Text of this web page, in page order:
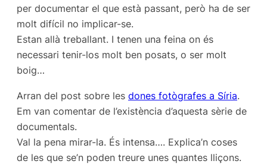
per documentar el que està passant, però ha de ser
molt difícil no implicar-se.
Estan allà treballant. I tenen una feina on és
necessari tenir-los molt ben posats, o ser molt
boig…
Arran del post sobre les dones fotògrafes a Síria.
Em van comentar de l’existència d’aquesta sèrie de
documentals.
Val la pena mirar-la. És intensa…. Explica’n coses
de les que se’n poden treure unes quantes lliçons.